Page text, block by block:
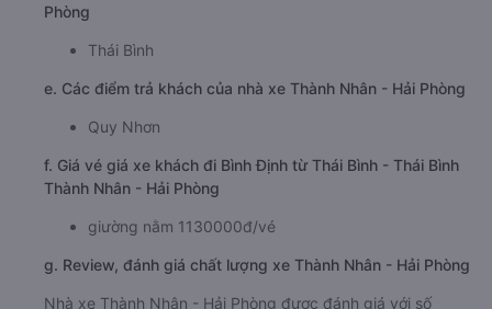
Phòng
Thái Bình
e. Các điểm trả khách của nhà xe Thành Nhân - Hải Phòng
Quy Nhơn
f. Giá vé giá xe khách đi Bình Định từ Thái Bình - Thái Bình
Thành Nhân - Hải Phòng
giường nằm 1130000đ/vé
g. Review, đánh giá chất lượng xe Thành Nhân - Hải Phòng
Nhà xe Thành Nhân - Hải Phòng được đánh giá với số